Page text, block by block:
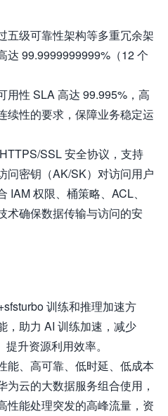
五级可靠性架构等多重冗余架
达 99.9999999999%（12 个
用性 SLA 高达 99.995%，高
续性的要求，保障业务稳定运
SSL 安全协议，支持
问密钥（AK/SK）对访问用户
IAM 权限、桶策略、ACL、
术确保数据传输与访问的安
训练和推理加速方
，助力 AI 训练加速，减少
升资源利用效率。
能、高可靠、低时延、低成本
为云的大数据服务组合使用，
性能处理突发的高峰流量，资